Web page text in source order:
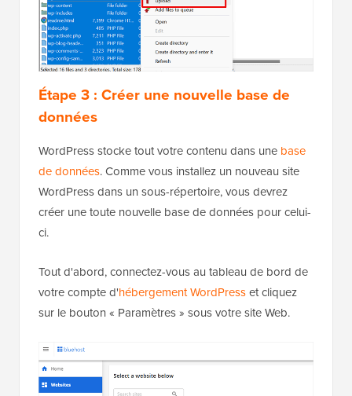
Étape 3 : Créer une nouvelle base de
données
WordPress stocke tout votre contenu dans une base
de données. Comme vous installez un nouveau site
WordPress dans un sous-répertoire, vous devrez
créer une toute nouvelle base de données pour celui-
ci.
Tout d'abord, connectez-vous au tableau de bord de
votre compte d'hébergement WordPresset cliquez
sur le bouton « Paramètres » sous votre site Web.